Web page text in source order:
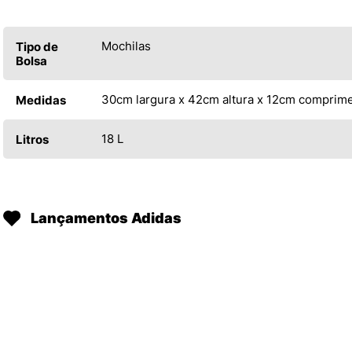
Tipo de
Bolsa
Mochilas
Medidas 30cm largura x 42cm altura x 12cm
Litros 18 L
Lançamentos Adidas